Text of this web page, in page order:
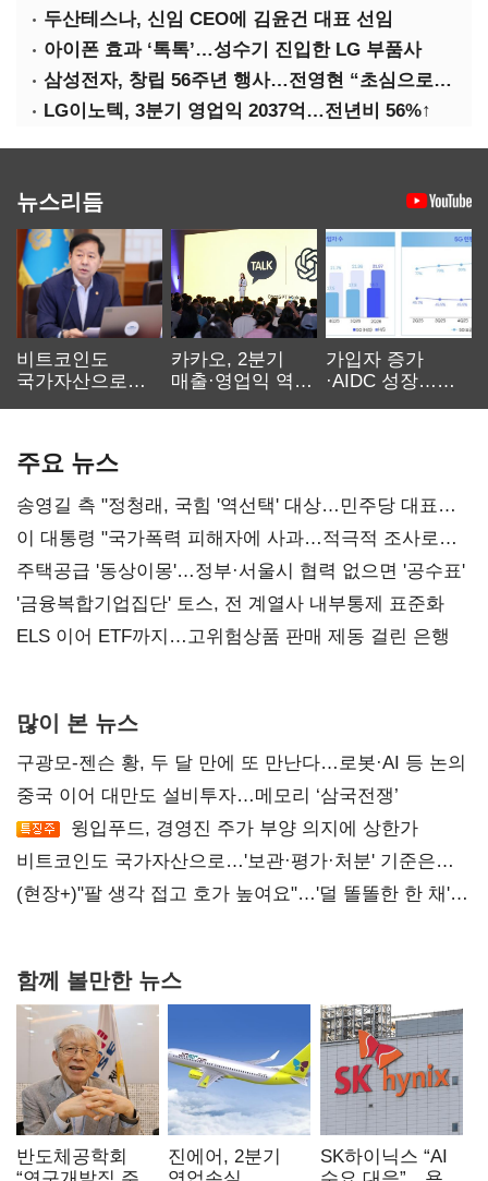
두산테스나, 신임 CEO에 김윤건 대표 선임
아이폰 효과 ‘톡톡’…성수기 진입한 LG 부품사
삼성전자, 창립 56주년 행사…전영현 “초심으로 경쟁력 회복해야”
LG이노텍, 3분기 영업익 2037억…전년비 56%↑
뉴스리듬
비트코인도
국가자산으로…'
카카오, 2분기
매출·영업익 역대
가입자 증가
·AIDC 성장…
주요 뉴스
송영길 측 "정청래, 국힘 '역선택' 대상…민주당 대표로
총선 지휘 못해"
이 대통령 "국가폭력 피해자에 사과…적극적 조사로
진실 밝혀야"
주택공급 '동상이몽'…정부·서울시 협력 없으면 '공수표'
'금융복합기업집단' 토스, 전 계열사 내부통제 표준화
ELS 이어 ETF까지…고위험상품 판매 제동 걸린 은행
많이 본 뉴스
구광모-젠슨 황, 두 달 만에 또 만난다…로봇·AI 등 논의
중국 이어 대만도 설비투자…메모리 ‘삼국전쟁’
윙입푸드, 경영진 주가 부양 의지에 상한가
비트코인도 국가자산으로…'보관·평가·처분' 기준은
숙제
(현장+)"팔 생각 접고 호가 높여요"…'덜 똘똘한 한 채'
함께 볼만한 뉴스
반도체공학회
진에어, 2분기
SK하이닉스 “AI